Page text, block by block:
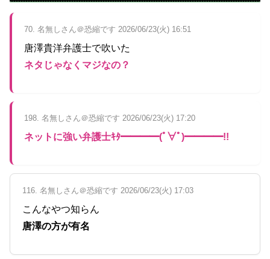
70. 名無しさん＠恐縮です 2026/06/23(火) 16:51
唐澤貴洋弁護士で吹いた
ネタじゃなくマジなの？
198. 名無しさん＠恐縮です 2026/06/23(火) 17:20
ネットに強い弁護士ｷﾀ━━━━(ﾟ∀ﾟ)━━━━!!
116. 名無しさん＠恐縮です 2026/06/23(火) 17:03
こんなやつ知らん
唐澤の方が有名